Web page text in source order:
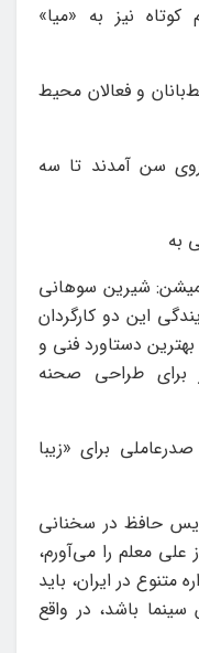
نیز به «میا»
و فعالان محیط
سن آمدند تا سه
به
شیرین سوهانی
این دو کارگردان
بهترین دستاورد فنی و
برای طراحی صحنه
برای «زیبا
حافظ در سخنانی
معلم را می‌آورم،
متنوع در ایران، باید
باشد، در واقع